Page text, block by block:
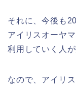
それに、今後も
アイリスオーヤ
利用していく人
なので、アイリ